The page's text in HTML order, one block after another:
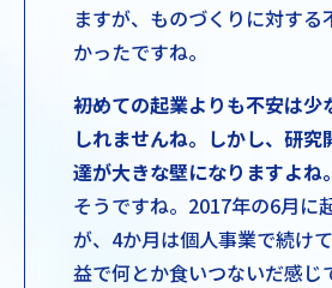
ますが、ものづくりに対する
かったですね。
――初めての起業よりも不安は
しれませんね。しかし、研究
達が大きな壁になりますよね。
そうですね。2017年の6月に
が、4か月は個人事業で続け
益で何とか食いつないだ感じ